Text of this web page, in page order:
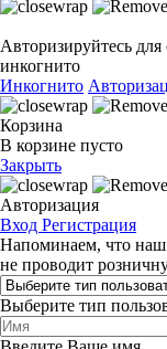
Авторизируйтесь
инкогнито
Инкогнито
Корзина
В корзине пусто
Закрыть
Авторизация
Вход Регистрация
Напоминаем, что наш
не проводит
Выберите тип